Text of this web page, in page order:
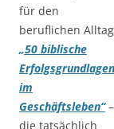
für den
beruflichen
„50 biblische
Erfolgsgrundlagen
im
Geschäftsleben“–
die tatsächlich